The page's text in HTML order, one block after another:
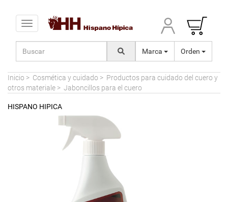
Toggle navigation
Marca Orden
Inicio > Cosmética y cuidado > Productos para cuidado del cuero y
otros materiale > Jaboncillos para el cuero
HISPANO HIPICA